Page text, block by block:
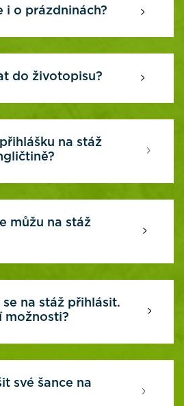
i o prázdninách?
do životopisu?
na stáž
můžu na stáž
na stáž přihlásit.
možnosti?
své šance na